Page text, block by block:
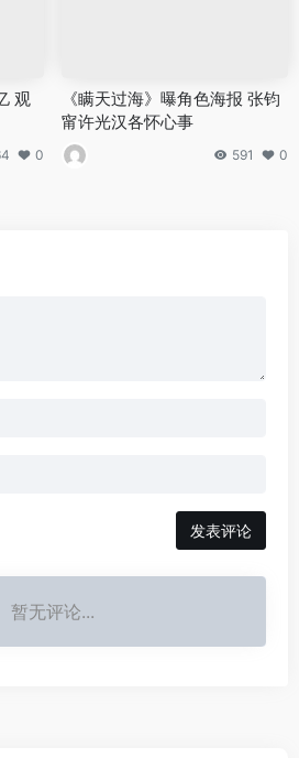
观
0
《瞒天过海》曝角色海报 张钧
甯许光汉各怀心事
591 0
发表评论
暂无评论...